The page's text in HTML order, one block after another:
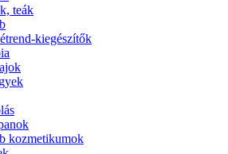
teák
kiegészítők
kozmetikumok